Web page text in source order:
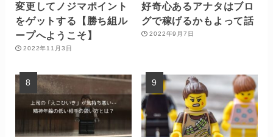
変更してノジマポイント
をゲットする【勝ち組ル
ープへようこそ】
2022年11月3日
好奇心あるアナタはブロ
グで稼げるかもよって話
2022年9月7日